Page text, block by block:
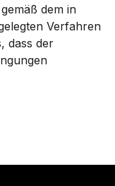
dem in
Verfahren
dass der